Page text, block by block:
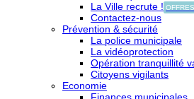
La Ville recrute !
Contactez-nous
Prévention & sécurité
La police municipale
La vidéoprotection
Opération tranquillité
Citoyens vigilants
Economie